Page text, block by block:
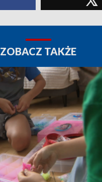
ZOBACZ TAKŻE